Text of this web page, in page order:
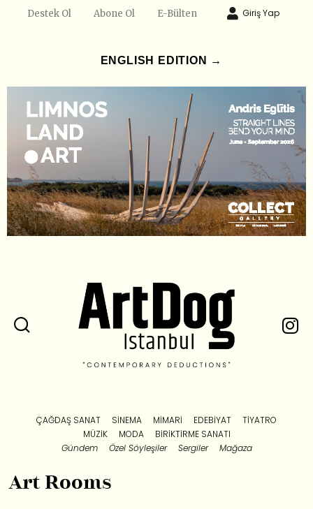
Destek Ol Abone Ol E-Bülten Giriş Yap
ENGLISH EDITION →
ÇAĞDAŞ SANAT SINEMA MIMARI EDEBIYAT
TIYATRO
MÜZIK
MODA
BIRIKTIRME SANATI
Gündem
Özel Söyleşiler Sergiler Mağaza
Art Rooms